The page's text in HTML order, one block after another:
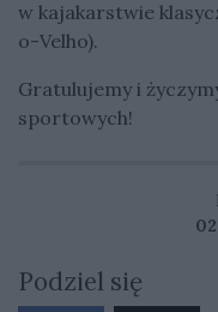
w kajakarstwie
o-Velho).
Gratulujemy i
sportowych!
Podziel się